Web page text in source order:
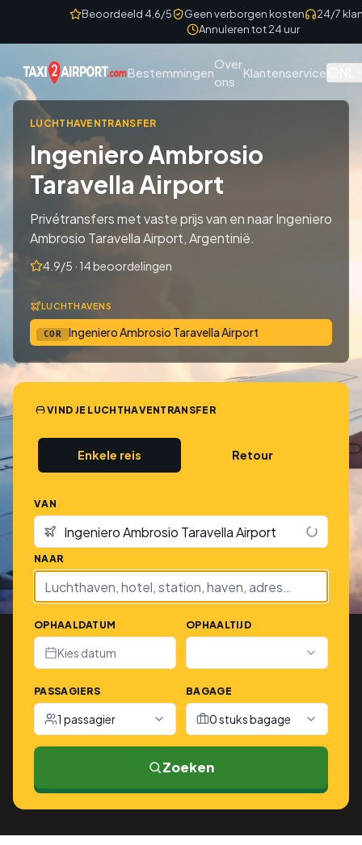
Skip to contentBeoordeeld 4,6/5 Geen verborgen kosten
24/7
Annuleren tot 24 uur
Bestemmingen
Over
ons
Klantenservice
LUCHTHAVENTRANSFER
Ingeniero Ambrosio
Taravella Airport
Privétransfers met vaste prijs van en naar Ingeniero
Ambrosio Taravella Airport, Argentinië.
4.9/5 · 14 beoordelingen
LUCHTHAVENS
COR Ingeniero Ambrosio Taravella Airport
VIND JE LUCHTHAVENTRANSFER
Enkele reis Retour
VAN
NAAR
OPHAALDATUM
Kies datum
OPHAALTIJD
PASSAGIERS
1 passagier
BAGAGE
0 stuks bagage
Zoeken